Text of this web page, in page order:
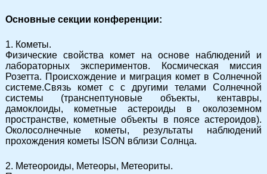
Основные секции конференции:
1. Кометы.
Физические свойства комет на основе наблюдений и
лабораторных экспериментов. Космическая миссия
Розетта. Происхождение и миграция комет в Солнечной
системе.Связь комет с с другими телами Солнечной
системы (транснептуновые объекты, кентавры,
дамоклоиды, кометные астероиды в околоземном
пространстве, кометные объекты в поясе астероидов).
Околосолнечные кометы, результаты наблюдений
прохождения кометы ISON вблизи Солнца.
2. Метеороиды, Метеоры, Метеориты.